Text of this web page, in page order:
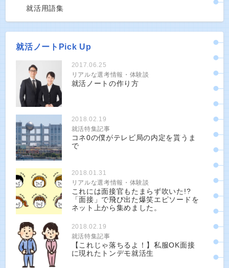
就活用語集
就活ノートPick Up
2017.06.25
リアルな選考情報・体験談
就活ノートの作り方
2018.02.19
就活特集記事
コネ0の僕がテレビ局の内定を貰うま
で
2018.01.31
リアルな選考情報・体験談
これには面接官もたまらず吹いた!?
「面接」で飛び出た爆笑エピソードを
ネット上から集めました。
2018.02.19
就活特集記事
【これじゃ落ちるよ！】私服OK面接
に現れたトンデモ就活生